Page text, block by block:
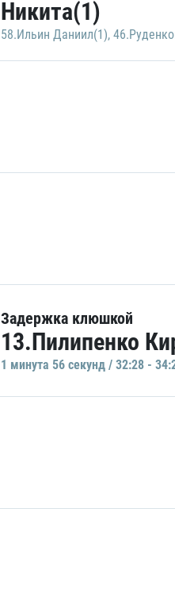
Никита(1)
58.Ильин Даниил(1),
Задержка клюшкой
13.Пилипенко
1 минутa 56 секунд / 32:28 -